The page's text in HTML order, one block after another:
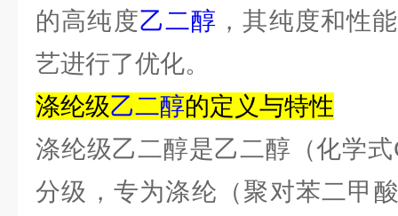
的高纯度乙二醇 ，其纯度和性
艺进行了优化。
‌涤纶级乙二醇的定义与特性‌
涤纶级乙二醇是乙二醇（化学式
分级，专为涤纶（聚对苯二甲